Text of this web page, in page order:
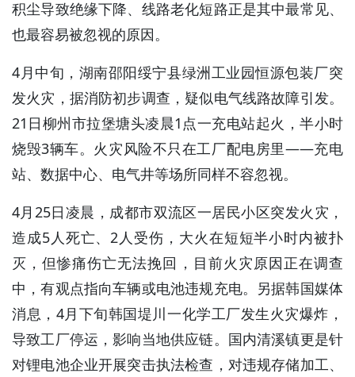
积尘导致绝缘下降、线路老化短路正是其中最常见、
也最容易被忽视的原因。
4月中旬，湖南邵阳绥宁县绿洲工业园恒源包装厂突
发火灾，据消防初步调查，疑似电气线路故障引发。
21日柳州市拉堡塘头凌晨1点一充电站起火，半小时
烧毁3辆车。火灾风险不只在工厂配电房里——充电
站、数据中心、电气井等场所同样不容忽视。
4月25日凌晨，成都市双流区一居民小区突发火灾，
造成5人死亡、2人受伤，大火在短短半小时内被扑
灭，但惨痛伤亡无法挽回，目前火灾原因正在调查
中，有观点指向车辆或电池违规充电。另据韩国媒体
消息，4月下旬韩国堤川一化学工厂发生火灾爆炸，
导致工厂停运，影响当地供应链。国内清溪镇更是针
对锂电池企业开展突击执法检查，对违规存储加工、